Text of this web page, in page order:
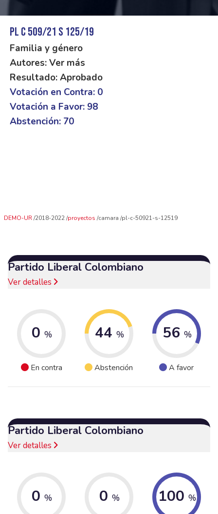
PL C 509/21 S 125/19
Familia y género
Autores: Ver más
Resultado: Aprobado
Votación en Contra: 0
Votación a Favor: 98
Abstención: 70
DEMO-UR 2018-2022 proyectos camara pl-c-50921-s-12519
Partido Liberal Colombiano
Ver detalles
0 %
En contra
44 %
Abstención
56 %
A favor
Partido Liberal Colombiano
Ver detalles
0 % 0 % 100 %